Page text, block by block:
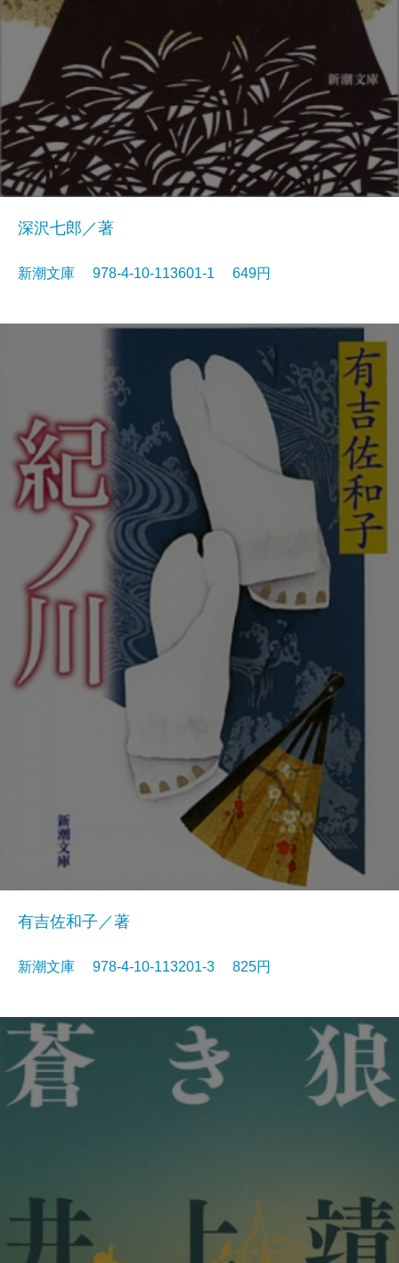
深沢七郎／著
新潮文庫 978-4-10-113601-1 649円
有吉佐和子／著
新潮文庫 978-4-10-113201-3 825円